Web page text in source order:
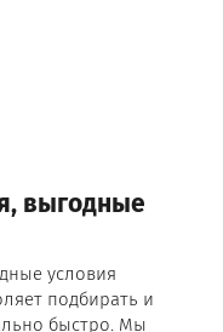
выгодные
условия
подбирать и